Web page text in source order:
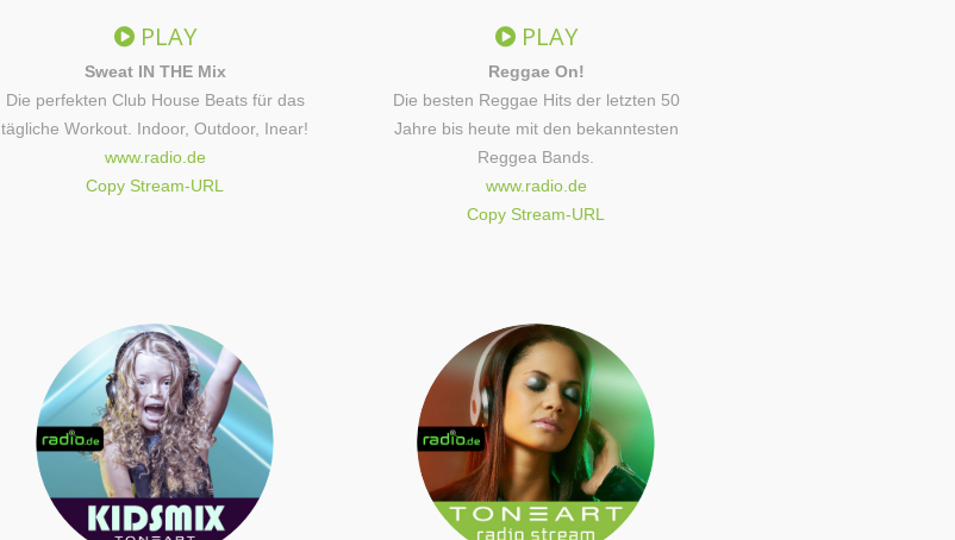
PLAY
Sweat IN THE Mix
Die perfekten Club House Beats für das
tägliche Workout. Indoor, Outdoor, Inear!
www.radio.de
Copy Stream-URL
PLAY
Reggae On!
Die besten Reggae Hits der letzten 50
Jahre bis heute mit den bekanntesten
Reggea Bands.
www.radio.de
Copy Stream-URL